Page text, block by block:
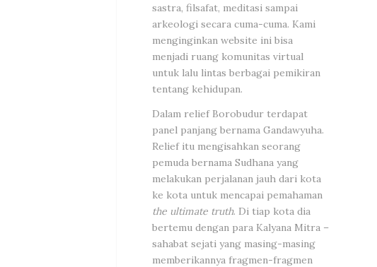
sastra, filsafat, meditasi sampai
arkeologi secara cuma-cuma. Kami
menginginkan website ini bisa
menjadi ruang komunitas virtual
untuk lalu lintas berbagai pemikiran
tentang kehidupan.
Dalam relief Borobudur terdapat
panel panjang bernama Gandawyuha.
Relief itu mengisahkan seorang
pemuda bernama Sudhana yang
melakukan perjalanan jauh dari kota
ke kota untuk mencapai pemahaman
the ultimate truth. Di tiap kota dia
bertemu dengan para Kalyana Mitra –
sahabat sejati yang masing-masing
memberikannya fragmen-fragmen